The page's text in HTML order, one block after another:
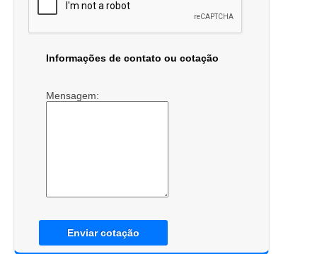
Informações de contato ou cotação
Mensagem:
Enviar cotação